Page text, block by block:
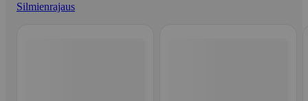
Silmienrajaus